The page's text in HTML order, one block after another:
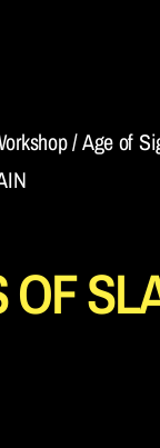
/Age of
OF